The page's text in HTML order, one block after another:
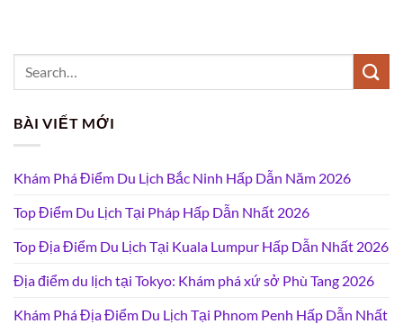
BÀI VIẾT MỚI
Khám Phá Điểm Du Lịch Bắc Ninh Hấp Dẫn Năm 2026
Top Điểm Du Lịch Tại Pháp Hấp Dẫn Nhất 2026
Top Địa Điểm Du Lịch Tại Kuala Lumpur Hấp Dẫn Nhất 2026
Địa điểm du lịch tại Tokyo: Khám phá xứ sở Phù Tang 2026
Khám Phá Địa Điểm Du Lịch Tại Phnom Penh Hấp Dẫn Nhất